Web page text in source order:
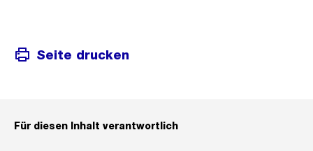
Seite drucken
Für diesen Inhalt verantwortlich